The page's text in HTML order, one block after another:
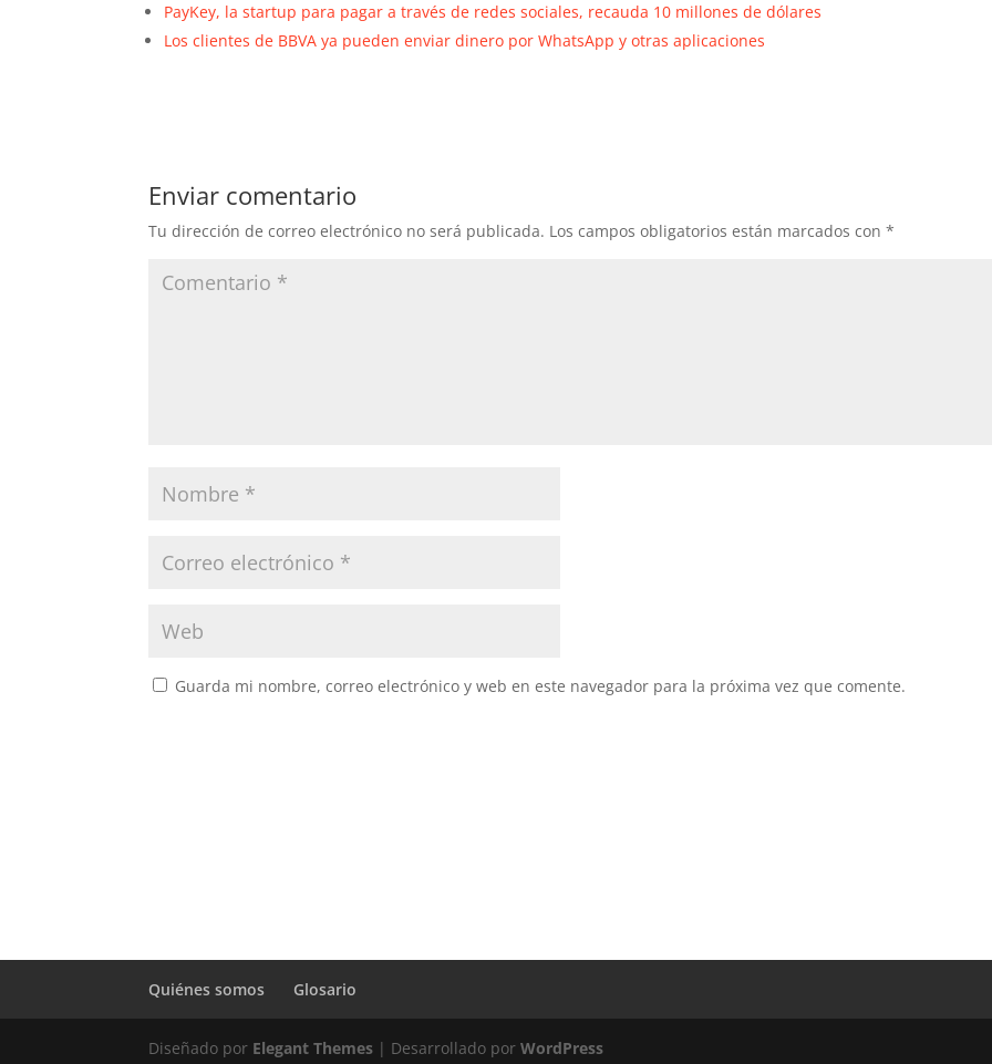
PayKey, la startup para pagar a través de redes sociales, recauda 10 millones de dólares
Los clientes de BBVA ya pueden enviar dinero por WhatsApp y otras aplicaciones
Enviar comentario
Tu dirección de correo electrónico no será publicada. Los campos obligatorios están marcados con*
Guarda mi nombre, correo electrónico y web en este navegador para la próxima vez que comente.
Quiénes somos Glosario
Diseñado por Elegant Themes | Desarrollado porWordPress